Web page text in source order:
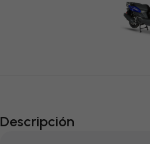
Descripción